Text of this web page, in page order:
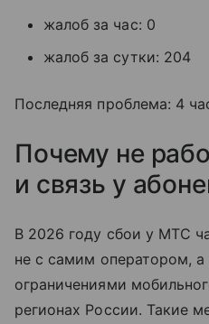
жалоб за час: 0
жалоб за сутки: 204
Последняя проблема: 4
Почему не
и связь у
В 2026 году сбои у МТС
не с самим оператором,
ограничениями
регионах России. Такие